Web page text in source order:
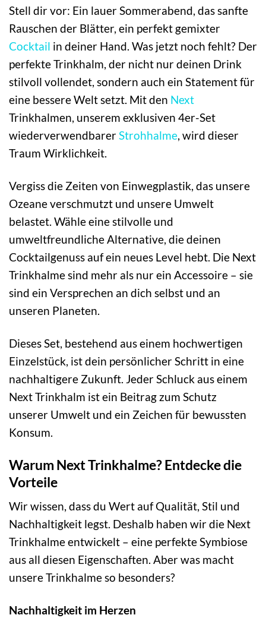
Stell dir vor: Ein lauer Sommerabend, das sanfte
Rauschen der Blätter, ein perfekt gemixter
Cocktail in deiner Hand. Was jetzt noch fehlt? Der
perfekte Trinkhalm, der nicht nur deinen Drink
stilvoll vollendet, sondern auch ein Statement für
eine bessere Welt setzt. Mit den Next
Trinkhalmen, unserem exklusiven 4er-Set
wiederverwendbarerStrohhalme, wird dieser
Traum Wirklichkeit.
Vergiss die Zeiten von Einwegplastik, das unsere
Ozeane verschmutzt und unsere Umwelt
belastet. Wähle eine stilvolle und
umweltfreundliche Alternative, die deinen
Cocktailgenuss auf ein neues Level hebt. Die Next
Trinkhalme sind mehr als nur ein Accessoire – sie
sind ein Versprechen an dich selbst und an
unseren Planeten.
Dieses Set, bestehend aus einem hochwertigen
Einzelstück, ist dein persönlicher Schritt in eine
nachhaltigere Zukunft. Jeder Schluck aus einem
Next Trinkhalm ist ein Beitrag zum Schutz
unserer Umwelt und ein Zeichen für bewussten
Konsum.
Warum Next Trinkhalme? Entdecke die
Vorteile
Wir wissen, dass du Wert auf Qualität, Stil und
Nachhaltigkeit legst. Deshalb haben wir die Next
Trinkhalme entwickelt – eine perfekte Symbiose
aus all diesen Eigenschaften. Aber was macht
unsere Trinkhalme so besonders?
Nachhaltigkeit im Herzen